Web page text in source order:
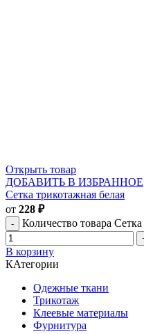
Открыть товар
ДОБАВИТЬ В ИЗБРАННОЕ
Сетка трикотажная белая
от 228 ₽
Количество товара
В корзину
КАтегории
Одежные ткани
Трикотаж
Клеевые материалы
Фурнитура